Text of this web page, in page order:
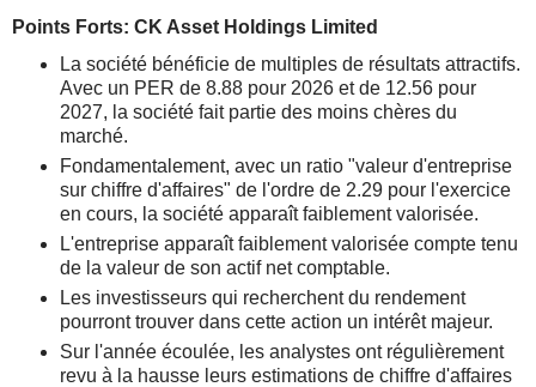
Points Forts: CK Asset Holdings Limited
La société bénéficie de multiples de résultats attractifs.
Avec un PER de 8.88 pour 2026 et de 12.56 pour
2027, la société fait partie des moins chères du
marché.
Fondamentalement, avec un ratio "valeur d'entreprise
sur chiffre d'affaires" de l'ordre de 2.29 pour l'exercice
en cours, la société apparaît faiblement valorisée.
L'entreprise apparaît faiblement valorisée compte tenu
de la valeur de son actif net comptable.
Les investisseurs qui recherchent du rendement
pourront trouver dans cette action un intérêt majeur.
Sur l'année écoulée, les analystes ont régulièrement
revu à la hausse leurs estimations de chiffre d'affaires